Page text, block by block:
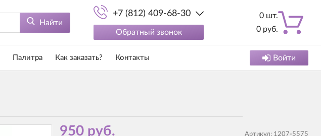
Найти
+7 (812) 409-68-30
Обратный звонок
0 шт.
0 руб.
Палитра Как заказать? Контакты Войти
950 руб. Артикул: 1207-5575